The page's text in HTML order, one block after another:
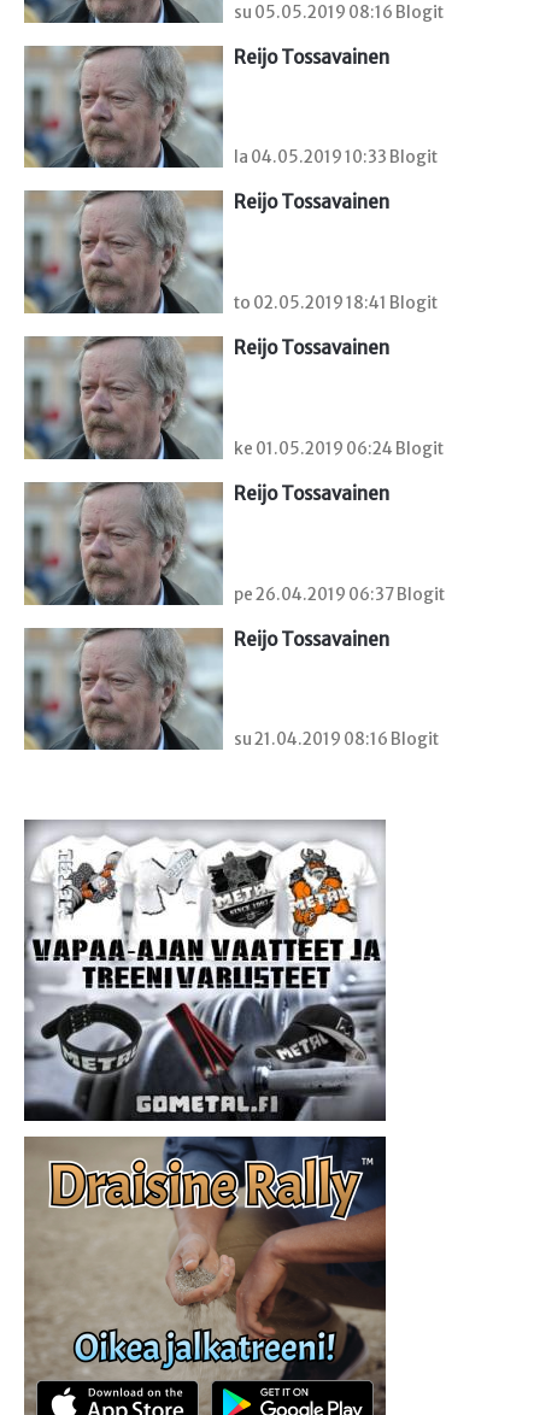
su 05.05.2019 08:16 Blogit
Reijo Tossavainen
la 04.05.2019 10:33 Blogit
Reijo Tossavainen
to 02.05.2019 18:41 Blogit
Reijo Tossavainen
ke 01.05.2019 06:24 Blogit
Reijo Tossavainen
pe 26.04.2019 06:37 Blogit
Reijo Tossavainen
su 21.04.2019 08:16 Blogit